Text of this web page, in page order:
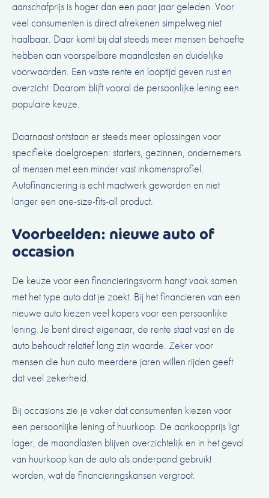
aanschafprijs is hoger dan een paar jaar geleden. Voor
veel consumenten is direct afrekenen simpelweg niet
haalbaar. Daar komt bij dat steeds meer mensen behoefte
hebben aan voorspelbare maandlasten en duidelijke
voorwaarden. Een vaste rente en looptijd geven rust en
overzicht. Daarom blijft vooral de persoonlijke lening een
populaire keuze.
Daarnaast ontstaan er steeds meer oplossingen voor
specifieke doelgroepen: starters, gezinnen, ondernemers
of mensen met een minder vast inkomensprofiel.
Autofinanciering is echt maatwerk geworden en niet
langer een one-size-fits-all product.
Voorbeelden: nieuwe auto of
occasion
De keuze voor een financieringsvorm hangt vaak samen
met het type auto dat je zoekt. Bij het financieren van een
nieuwe auto kiezen veel kopers voor een persoonlijke
lening. Je bent direct eigenaar, de rente staat vast en de
auto behoudt relatief lang zijn waarde. Zeker voor
mensen die hun auto meerdere jaren willen rijden geeft
dat veel zekerheid.
Bij occasions zie je vaker dat consumenten kiezen voor
een persoonlijke lening of huurkoop. De aankoopprijs ligt
lager, de maandlasten blijven overzichtelijk en in het geval
van huurkoop kan de auto als onderpand gebruikt
worden, wat de financieringskansen vergroot.